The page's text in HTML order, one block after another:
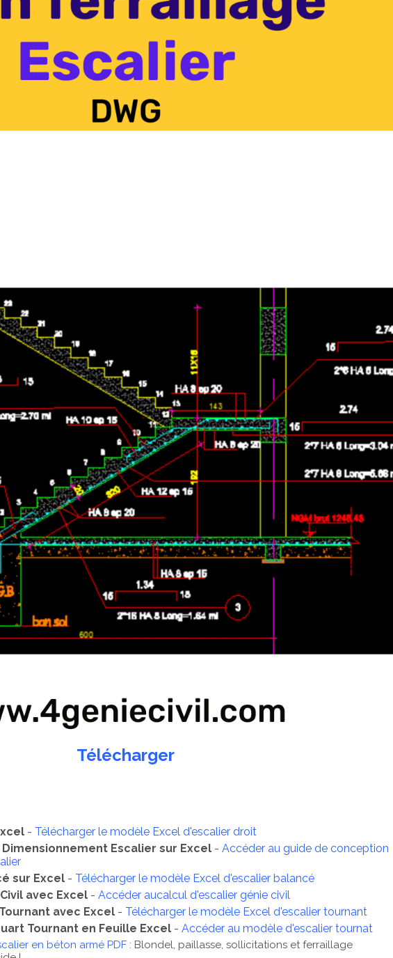
Télécharger
- Télécharger le modèle Excel d'escalier droit
Escalier sur Excel- Accéder au guide de conception
sur Excel- Télécharger le modèle Excel d'escalier balancé
avec Excel- Accéder aucalcul d'escalier génie civil
avec Excel- Télécharger le modèle Excel d'escalier tournant
Tournant en Feuille Excel- Accéder au modèle d'escalier tournat
en béton armé PDF: Blondel, paillasse, sollicitations et ferraillage